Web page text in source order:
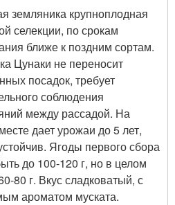
земляника крупноплодная
селекции, по срокам
ближе к поздним сортам.
Цунаки не переносит
посадок, требует
соблюдения
между рассадой. На
дает урожаи до 5 лет,
Ягоды первого сбора
до 100-120 г, но в целом
80 г. Вкус сладковатый, с
ароматом муската.